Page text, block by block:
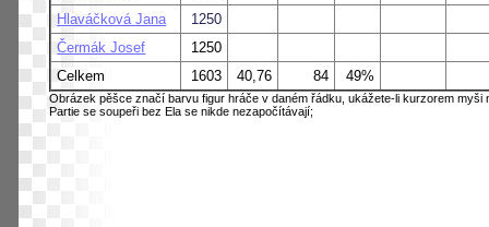
Hlaváčková Jana
1250
Čermák Josef
1250
Celkem
1603 40,76 84 49%
Obrázek pěšce značí barvu figur hráče v daném řádku, ukážete-li kurzorem myši
Partie se soupeři bez Ela se nikde nezapočítávají;